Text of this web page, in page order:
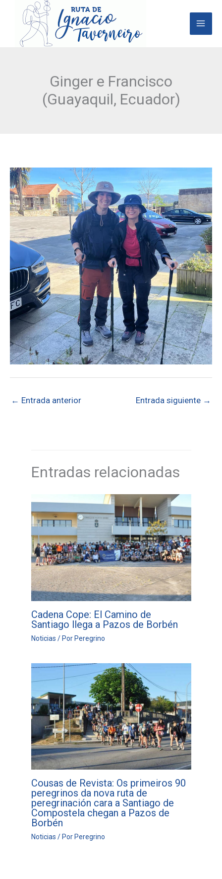
contenido
Ginger e Francisco
(Guayaquil, Ecuador)
← Entrada anterior Entrada siguiente →
Entradas relacionadas
Cadena Cope: El Camino de
Santiago llega a Pazos de Borbén
Noticias / Por Peregrino
Cousas de Revista: Os primeiros 90
peregrinos da nova ruta de
peregrinación cara a Santiago de
Compostela chegan a Pazos de
Borbén
Noticias / Por Peregrino